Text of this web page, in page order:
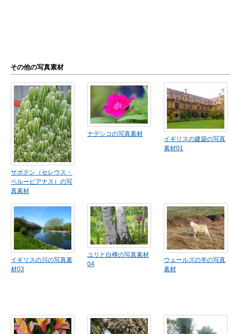
その他の写真素材
サボテン（セレウス・
ペルービアナス）の写
真素材
ナデシコの写真素材
イギリスの建築の写真
素材01
イギリスの川の写真素
材03
ユリと白樺の写真素材
04
ウェールズの羊の写真
素材